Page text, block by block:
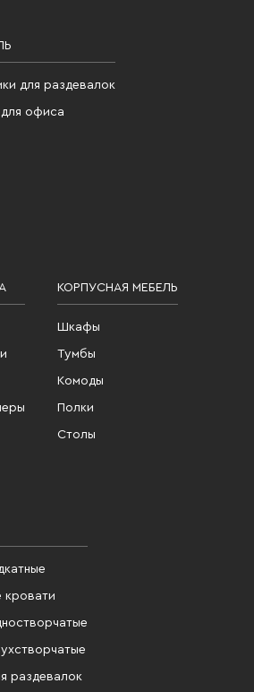
для раздевалок
офиса
КОРПУСНАЯ МЕБЕЛЬ
Шкафы
Тумбы
Комоды
Полки
Столы
кровати
раздевалок